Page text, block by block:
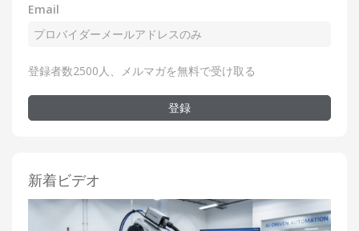
Email
登録者数2500人、メルマガを無料で受け取る
登録
新着ビデオ